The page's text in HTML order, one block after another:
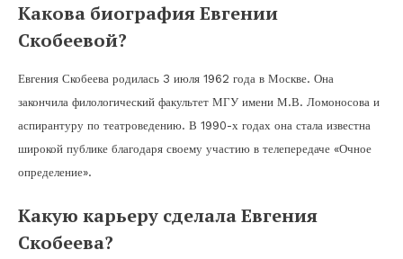
Какова биография Евгении
Скобеевой?
Евгения Скобеева родилась 3 июля 1962 года в Москве. Она
закончила филологический факультет МГУ имени М.В. Ломоносова и
аспирантуру по театроведению. В 1990-х годах она стала известна
широкой публике благодаря своему участию в телепередаче «Очное
определение».
Какую карьеру сделала Евгения
Скобеева?